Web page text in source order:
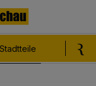
Stadtteile